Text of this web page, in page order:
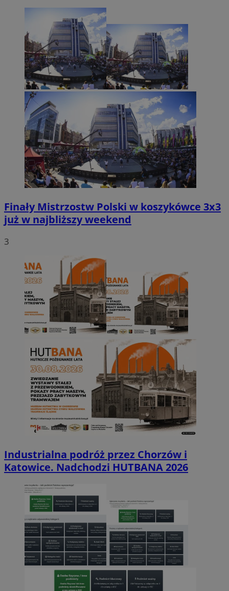
Finały Mistrzostw Polski w koszykówce 3x3
już w najbliższy weekend
3
Industrialna podróż przez Chorzów i
Katowice. Nadchodzi HUTBANA 2026